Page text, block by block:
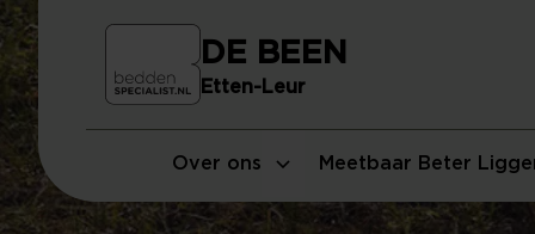
Over ons Meetbaar Beter
DE BEEN
Etten-Leur